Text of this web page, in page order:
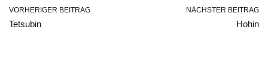
VORHERIGER BEITRAG
Tetsubin
NÄCHSTER BEITRAG
Hohin